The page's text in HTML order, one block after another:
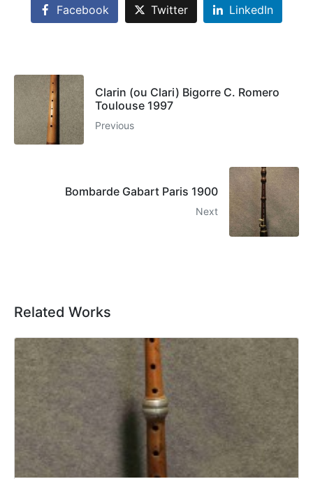
Facebook Twitter LinkedIn
Clarin (ou Clari) Bigorre C. Romero
Toulouse 1997
Previous
Bombarde Gabart Paris 1900
Next
Related Works